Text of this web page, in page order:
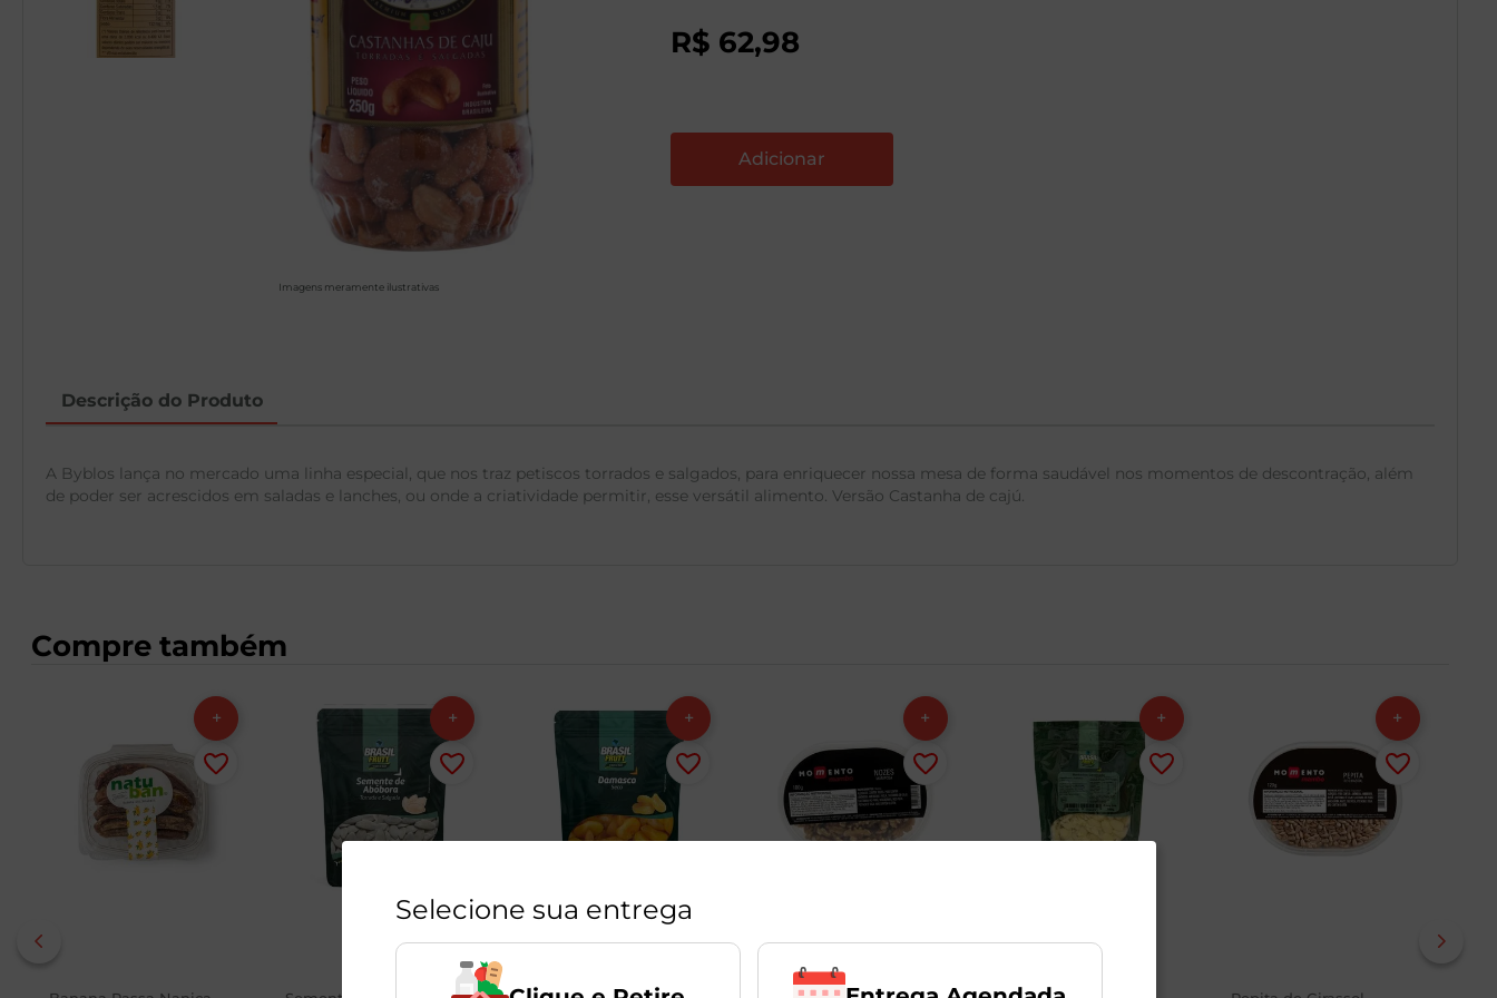
Imagens meramente ilustrativas
R$ 62,98
Descrição do Produto
A Byblos lança no mercado uma linha especial, que nos traz petiscos torrados e salgados, para enriquecer nossa mesa de forma saudável nos momentos de descontração, além
de poder ser acrescidos em saladas e lanches, ou onde a criatividade permitir, esse versátil alimento. Versão Castanha de cajú.
Compre também
Selecione sua entrega